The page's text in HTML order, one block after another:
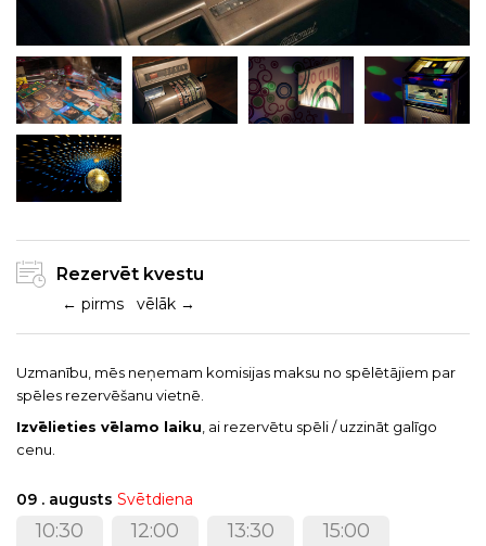
Rezervēt kvestu
← pirms vēlāk →
Uzmanību, mēs neņemam komisijas maksu no spēlētājiem par
spēles rezervēšanu vietnē.
Izvēlieties vēlamo laiku , ai rezervētu spēli / uzzināt galīgo
cenu.
09 . augusts Svētdiena
10:30 12:00 13:30 15:00